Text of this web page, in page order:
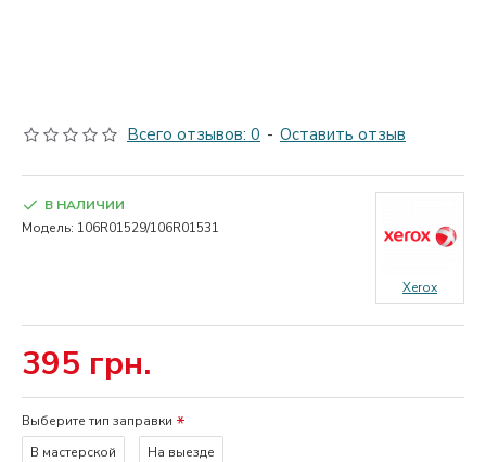
Всего отзывов: 0 - Оставить отзыв
395 грн.
В НАЛИЧИИ
Модель: 106R01529/106R01531
Xerox
Выберите тип заправки
В мастерской
На выезде